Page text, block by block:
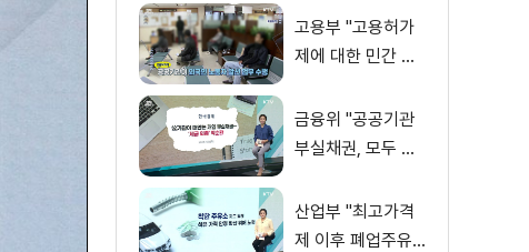
개선" [정책 바로보
기]
고용부 "고용허가
제에 대한 민간 브
차단" [정책 바로보
기]
금융위 "공공기관
부실채권, 모두 재
것 아냐" [정책 바
로보기]
산업부 "최고가격
제 이후 폐업주유